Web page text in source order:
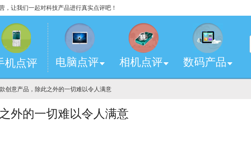
，让我们一起对科技产品进行真实点评吧！
机点评 电脑点评 相机点评 数码产品
创意产品，除此之外的一切难以令人满意
外的一切难以令人满意